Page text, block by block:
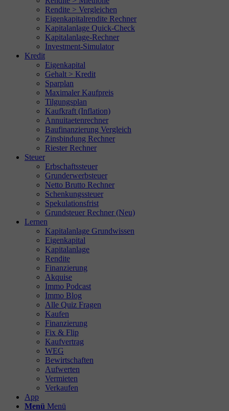
Rendite > Vergleichen
Eigenkapitalrendite Rechner
Kapitalanlage Quick-Check
Kapitalanlage-Rechner
Investment-Simulator
Kredit
Eigenkapital
Gehalt > Kredit
Sparplan
Maximaler Kaufpreis
Tilgungsplan
Kaufkraft (Inflation)
Annuitaetenrechner
Baufinanzierung Vergleich
Zinsbindung Rechner
Riester Rechner
Steuer
Erbschaftssteuer
Grunderwerbsteuer
Netto Brutto Rechner
Schenkungssteuer
Spekulationsfrist
Grundsteuer Rechner (Neu)
Lernen
Kapitalanlage Grundwissen
Eigenkapital
Kapitalanlage
Rendite
Finanzierung
Akquise
Immo Podcast
Immo Blog
Alle Quiz Fragen
Kaufen
Finanzierung
Fix & Flip
Kaufvertrag
WEG
Bewirtschaften
Aufwerten
Vermieten
Verkaufen
App
Menü Menü